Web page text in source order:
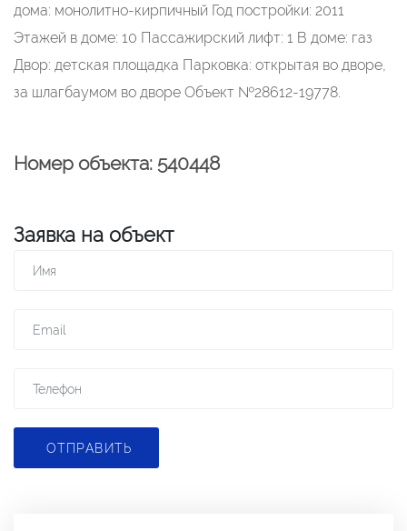
дома: монолитно-кирпичный Год постройки: 2011
Этажей в доме: 10 Пассажирский лифт: 1 В доме: газ
Двор: детская площадка Парковка: открытая во дворе,
за шлагбаумом во дворе Объект №28612-19778.
Номер объекта: 540448
Заявка на объект
ОТПРАВИТЬ